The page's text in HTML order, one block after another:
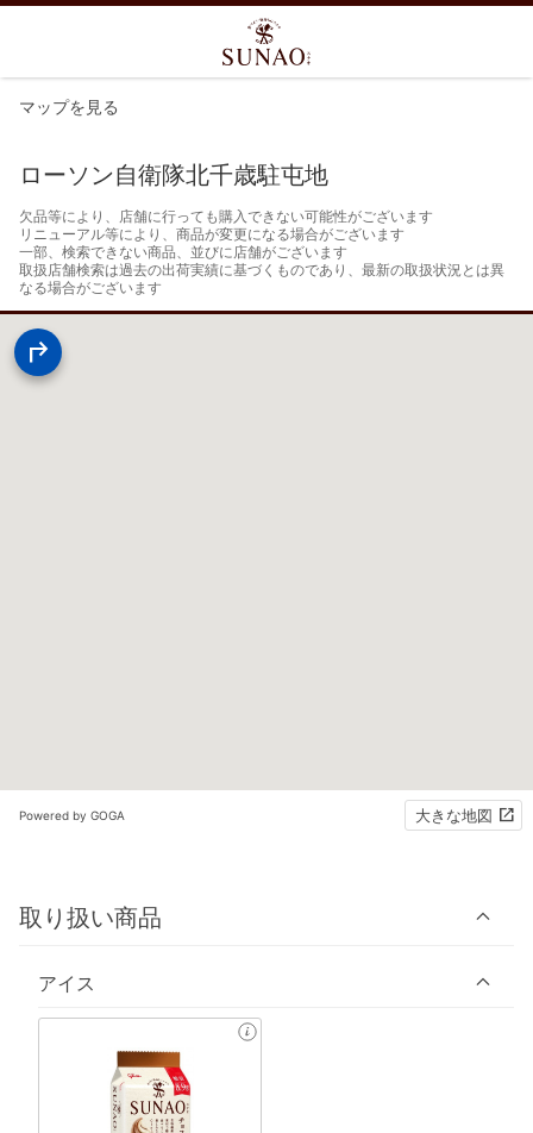
マップを見る
ローソン自衛隊北千歳駐屯地
欠品等により、店舗に行っても購入できない可能性がございます
リニューアル等により、商品が変更になる場合がございます
一部、検索できない商品、並びに店舗がございます
取扱店舗検索は過去の出荷実績に基づくものであり、最新の取扱状況とは異
なる場合がございます
Powered by GOGA 大きな地図
取り扱い商品
アイス